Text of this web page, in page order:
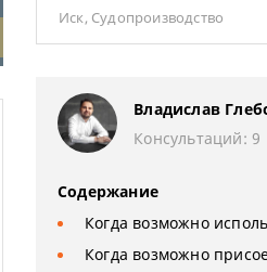
Иск, Судопроизводство
Владислав
Консультаций: 9
Содержание
Когда возможно
Когда возможно